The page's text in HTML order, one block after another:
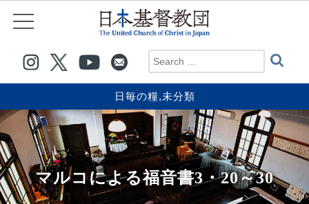
日毎の糧,未分類
マルコによる福音書3・20～30